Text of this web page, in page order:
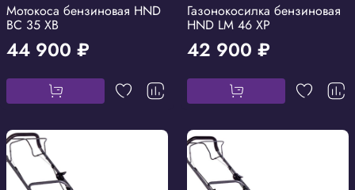
Мотокоса бензиновая HND
BC 35 XB
44 900 ₽
Газонокосилка бензиновая
HND LM 46 XP
42 900 ₽